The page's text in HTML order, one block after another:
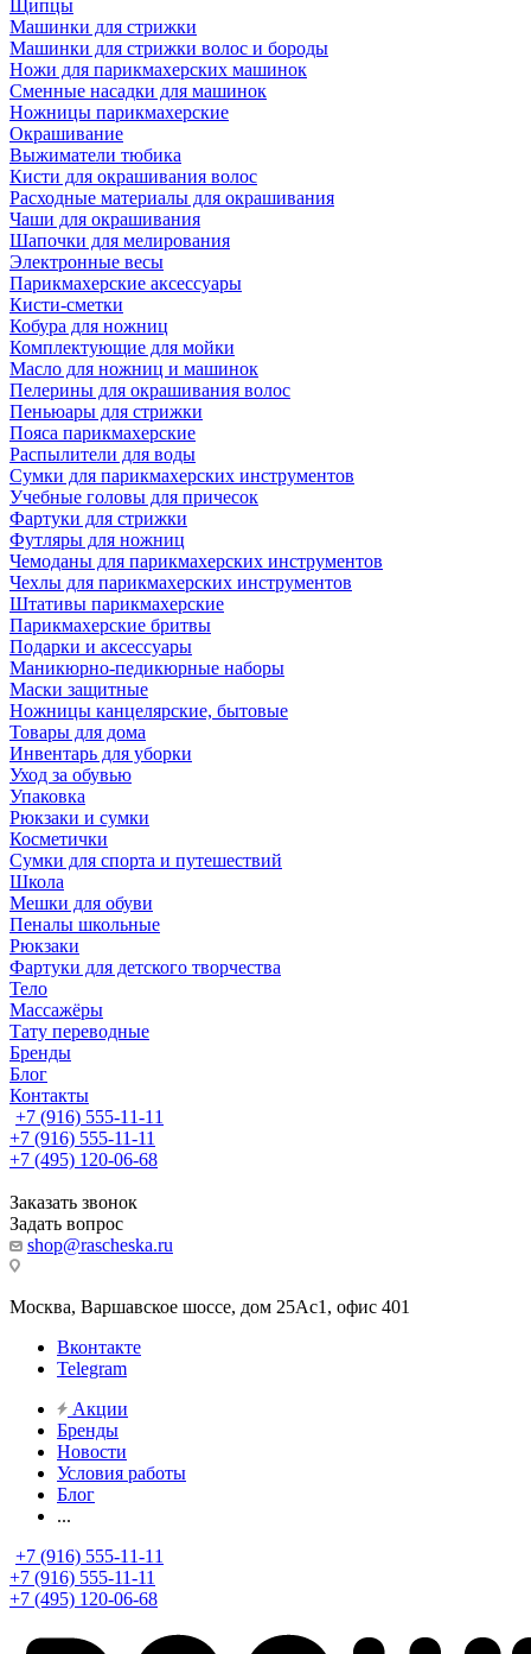
Щипцы
Машинки для стрижки
Машинки для стрижки волос и бороды
Ножи для парикмахерских машинок
Сменные насадки для машинок
Ножницы парикмахерские
Окрашивание
Выжиматели тюбика
Кисти для окрашивания волос
Расходные материалы для окрашивания
Чаши для окрашивания
Шапочки для мелирования
Электронные весы
Парикмахерские аксессуары
Кисти-сметки
Кобура для ножниц
Комплектующие для мойки
Масло для ножниц и машинок
Пелерины для окрашивания волос
Пеньюары для стрижки
Пояса парикмахерские
Распылители для воды
Сумки для парикмахерских инструментов
Учебные головы для причесок
Фартуки для стрижки
Футляры для ножниц
Чемоданы для парикмахерских инструментов
Чехлы для парикмахерских инструментов
Штативы парикмахерские
Парикмахерские бритвы
Подарки и аксессуары
Маникюрно-педикюрные наборы
Маски защитные
Ножницы канцелярские, бытовые
Товары для дома
Инвентарь для уборки
Уход за обувью
Упаковка
Рюкзаки и сумки
Косметички
Сумки для спорта и путешествий
Школа
Мешки для обуви
Пеналы школьные
Рюкзаки
Фартуки для детского творчества
Тело
Массажёры
Тату переводные
Бренды
Блог
Контакты
+7 (916) 555-11-11
+7 (916) 555-11-11
+7 (495) 120-06-68
Заказать звонок
Задать вопрос
shop@rascheska.ru
Москва, Варшавское шоссе, дом 25Аc1, офис 401
Вконтакте
Telegram
Акции
Бренды
Новости
Условия работы
Блог
...
+7 (916) 555-11-11
+7 (916) 555-11-11
+7 (495) 120-06-68